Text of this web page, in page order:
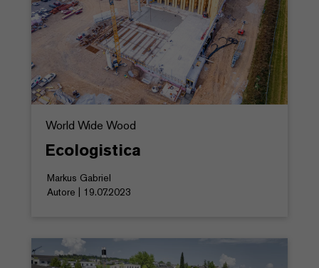
World Wide Wood
Ecologistica
Markus Gabriel
Autore | 19.07.2023